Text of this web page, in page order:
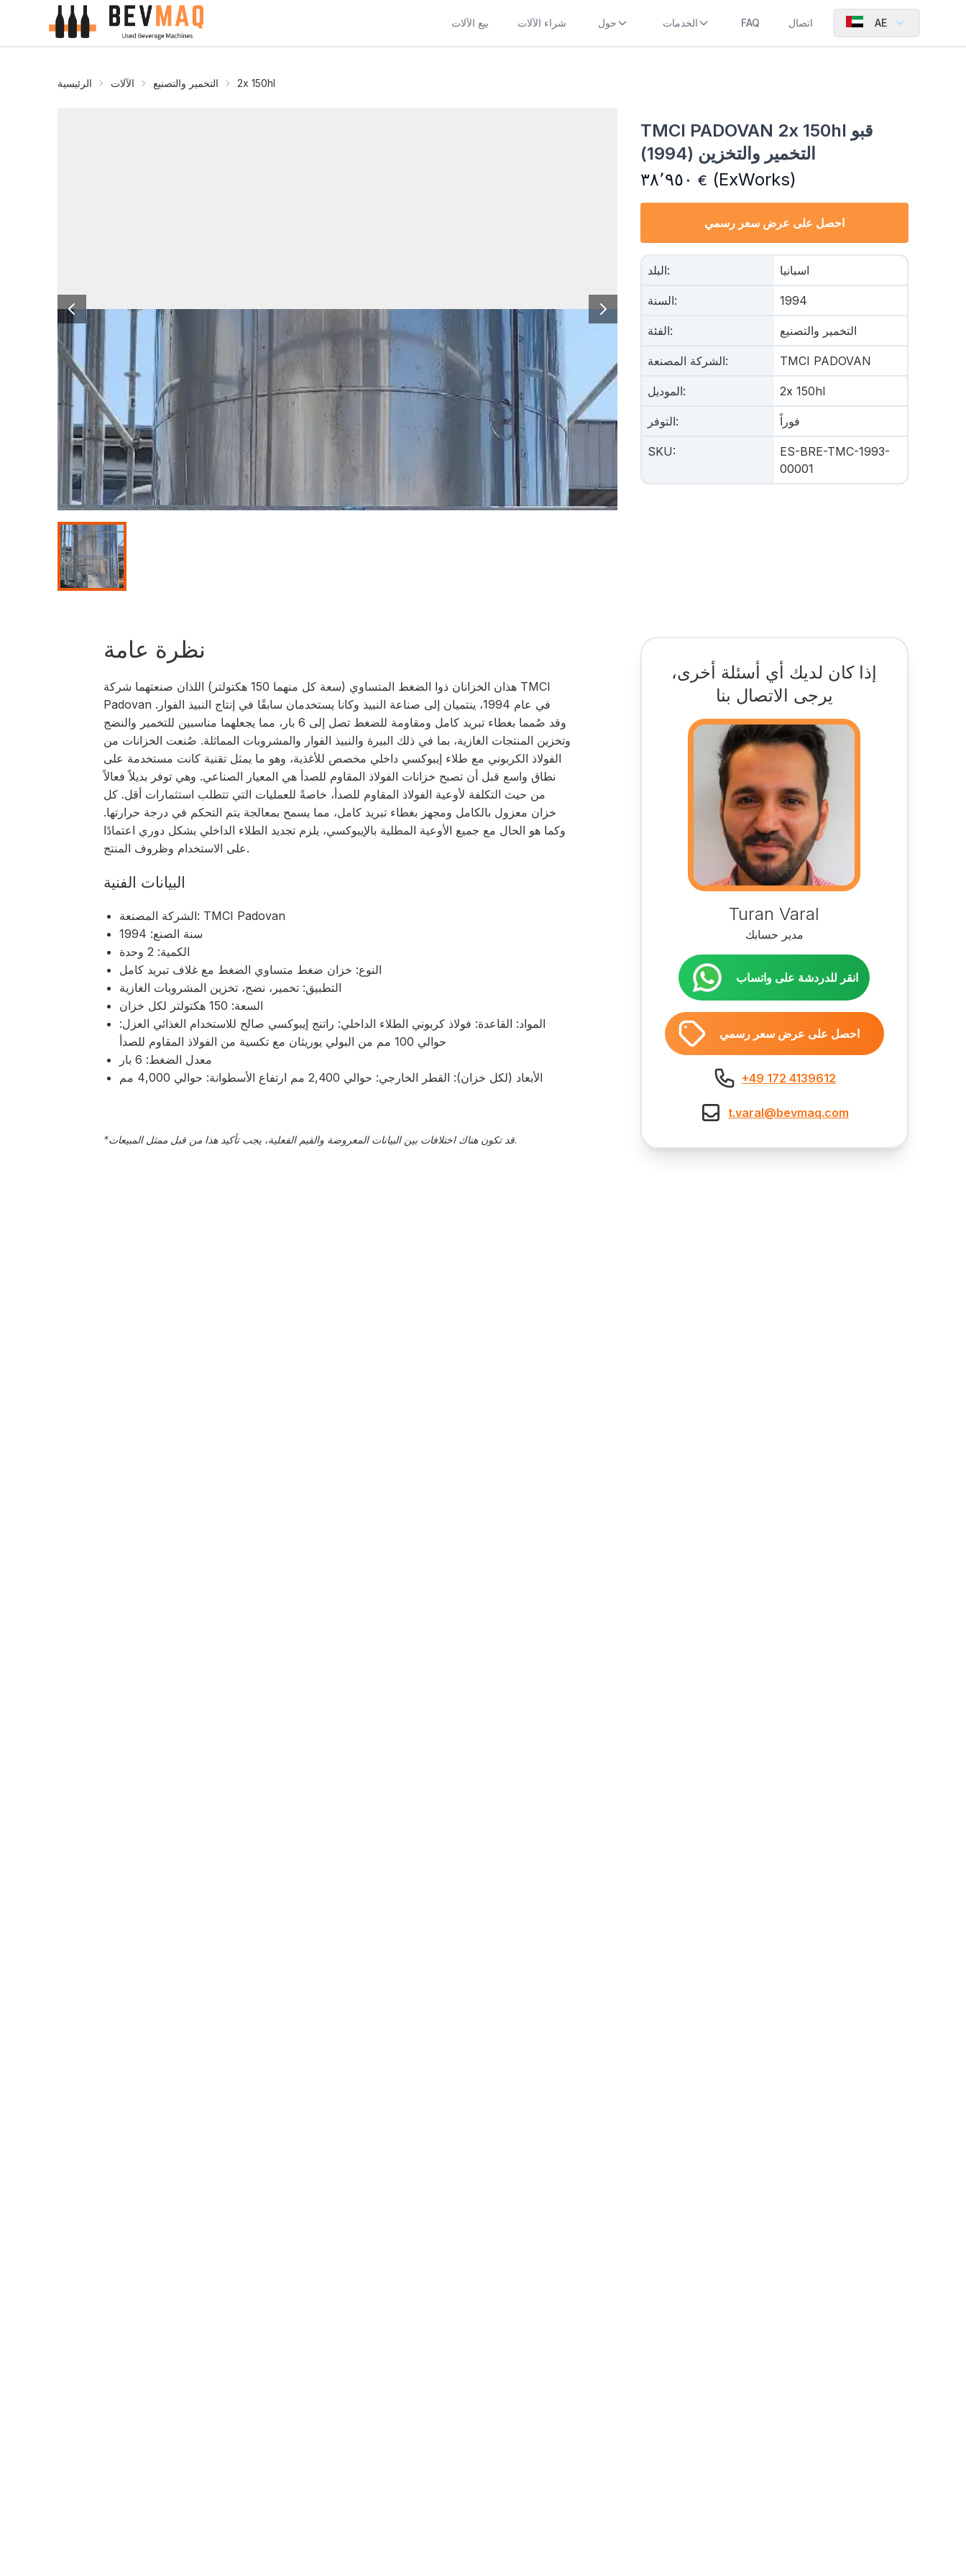
بيع الآلات شراء الآلات حول الخدمات FAQ اتصال AE
الرئيسية الآلات التخمير والتصنيع 2x 150hl
TMCI PADOVAN 2x 150hl قبو
التخمير والتخزين (1994)
٣٨٬٩٥٠ € (ExWorks)
احصل على عرض سعر رسمي
البلد: اسبانيا
السنة: 1994
الفئة: التخمير والتصنيع
الشركة المصنعة: TMCI PADOVAN
الموديل: 2x 150hl
التوفر: فوراً
SKU:
ES-BRE-TMC-1993-
00001
نظرة عامة
هذان الخزانان ذوا الضغط المتساوي (سعة كل منهما 150 هكتولتر) اللذان صنعتهما شركة TMCI
Padovan في عام 1994، ينتميان إلى صناعة النبيذ وكانا يستخدمان سابقًا في إنتاج النبيذ الفوار.
وقد صُمما بغطاء تبريد كامل ومقاومة للضغط تصل إلى 6 بار، مما يجعلهما مناسبين للتخمير والنضج
وتخزين المنتجات الغازية، بما في ذلك البيرة والنبيذ الفوار والمشروبات المماثلة. صُنعت الخزانات من
الفولاذ الكربوني مع طلاء إيبوكسي داخلي مخصص للأغذية، وهو ما يمثل تقنية كانت مستخدمة على
نطاق واسع قبل أن تصبح خزانات الفولاذ المقاوم للصدأ هي المعيار الصناعي. وهي توفر بديلاً فعالاً
من حيث التكلفة لأوعية الفولاذ المقاوم للصدأ، خاصةً للعمليات التي تتطلب استثمارات أقل. كل
خزان معزول بالكامل ومجهز بغطاء تبريد كامل، مما يسمح بمعالجة يتم التحكم في درجة حرارتها.
وكما هو الحال مع جميع الأوعية المطلية بالإيبوكسي، يلزم تجديد الطلاء الداخلي بشكل دوري اعتمادًا
على الاستخدام وظروف المنتج.
البيانات الفنية
الشركة المصنعة: TMCI Padovan
سنة الصنع: 1994
الكمية: 2 وحدة
النوع: خزان ضغط متساوي الضغط مع غلاف تبريد كامل
التطبيق: تخمير، نضج، تخزين المشروبات الغازية
السعة: 150 هكتولتر لكل خزان
المواد: القاعدة: فولاذ كربوني الطلاء الداخلي: راتنج إيبوكسي صالح للاستخدام الغذائي العزل:
حوالي 100 مم من البولي يوريثان مع تكسية من الفولاذ المقاوم للصدأ
معدل الضغط: 6 بار
الأبعاد (لكل خزان): القطر الخارجي: حوالي 2,400 مم ارتفاع الأسطوانة: حوالي 4,000 مم
* قد تكون هناك اختلافات بين البيانات المعروضة والقيم الفعلية، يجب تأكيد هذا من قبل ممثل المبيعات.
إذا كان لديك أي أسئلة أخرى،
يرجى الاتصال بنا
Turan Varal
مدير حسابك
انقر للدردشة على واتساب
احصل على عرض سعر رسمي
+49 172 4139612
t.varal@bevmaq.com